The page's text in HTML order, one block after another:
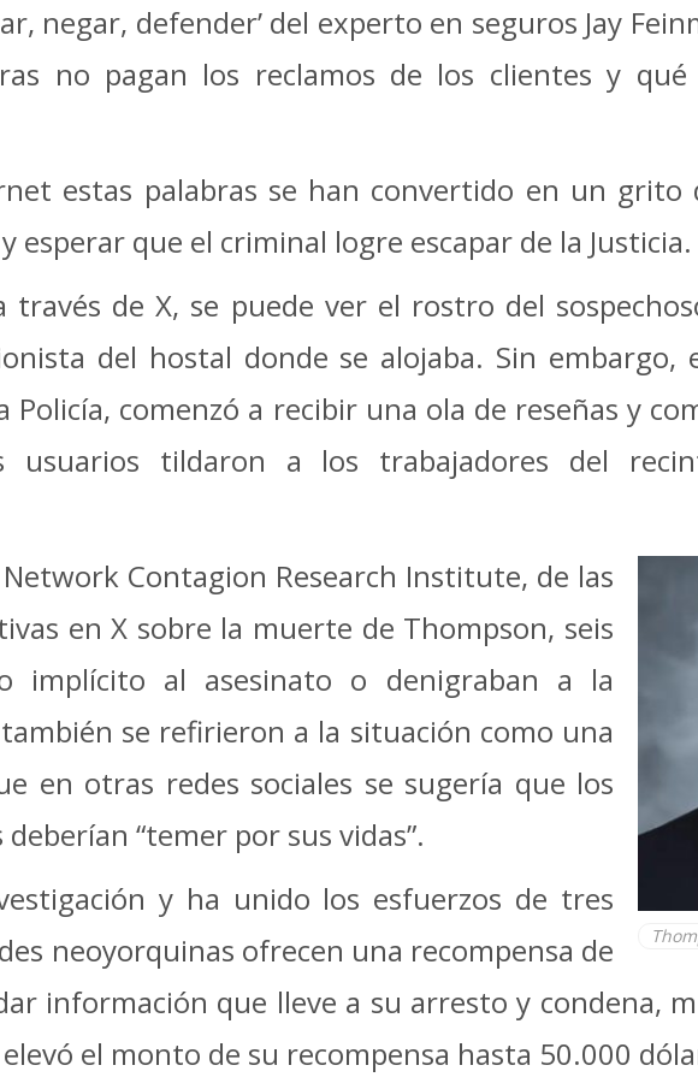
negar, defender’ del experto en seguros Jay
no pagan los reclamos de los clientes y
estas palabras se han convertido en un
esperar que el criminal logre escapar de la Justicia.
través de X, se puede ver el rostro del
del hostal donde se alojaba. Sin embargo,
comenzó a recibir una ola de reseñas y
usuarios tildaron a los trabajadores del
Contagion Research Institute, de las
en X sobre la muerte de Thompson, seis
implícito al asesinato o denigraban a la
se refirieron a la situación como una
en otras redes sociales se sugería que los
“temer por sus vidas”.
y ha unido los esfuerzos de tres
neoyorquinas ofrecen una recompensa de
información que lleve a su arresto y condena,
el monto de su recompensa hasta 50.000